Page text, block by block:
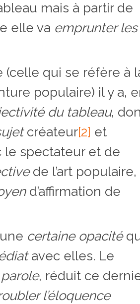
mais à partir de
elle va emprunter les
qui se réfère à
populaire) il y a,
du tableau,
créateur[2] et
spectateur et de
de l’art populaire,
d’affirmation de
certaine opacité
avec elles. Le
, réduit ce
l’éloquence